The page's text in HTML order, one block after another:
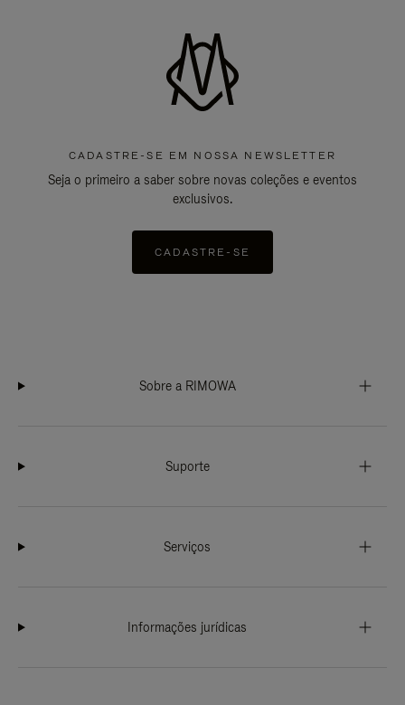
CADASTRE-SE EM NOSSA NEWSLETTER
Seja o primeiro a saber sobre novas coleções e eventos
exclusivos.
CADASTRE-SE
Sobre a RIMOWA
Suporte
Serviços
Informações jurídicas